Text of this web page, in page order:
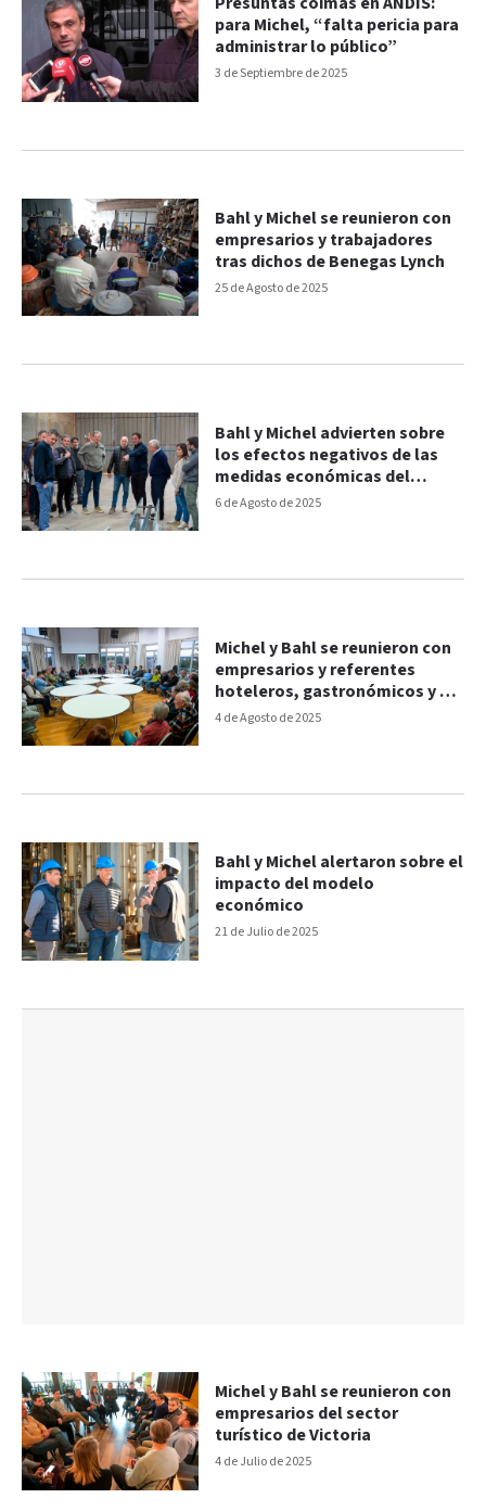
3 de Septiembre de 2025
para Michel, “falta pericia para
administrar lo público”
25 de Agosto de 2025
Bahl y Michel se reunieron con
empresarios y trabajadores
tras dichos de Benegas Lynch
6 de Agosto de 2025
Bahl y Michel advierten sobre
los efectos negativos de las
medidas económicas del
oficialismo
4 de Agosto de 2025
Michel y Bahl se reunieron con
empresarios y referentes
hoteleros, gastronómicos y de
turismo
21 de Julio de 2025
Bahl y Michel alertaron sobre el
impacto del modelo
económico
4 de Julio de 2025
Michel y Bahl se reunieron con
empresarios del sector
turístico de Victoria